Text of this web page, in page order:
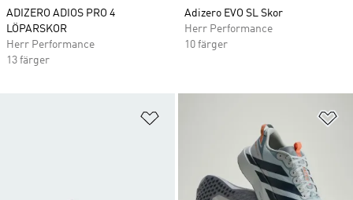
ADIZERO ADIOS PRO 4
LÖPARSKOR
Herr Performance
13 färger
Adizero EVO SL Skor
Herr Performance
10 färger